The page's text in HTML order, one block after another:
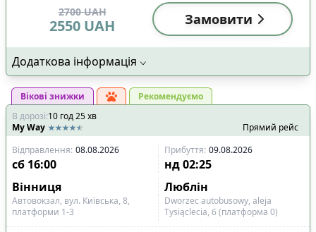
2700 UAH
2550 UAH Замовити
Додаткова інформація
Вікові знижки
Рекомендуємо
В дорозі:10 год25хв
My Way
Прямий рейс
Відправлення: 08.08.2026 Прибуття: 09.08.2026
сб 16:00 нд 02:25
Вінниця
Люблін
Автовокзал, вул. Київська, 8,
платформи 1-3
Dworzec autobusowy, aleja
Tysiąclecia, 6 (платформа 0)